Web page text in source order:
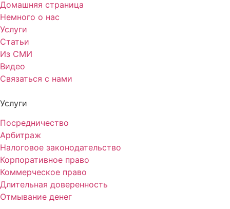
Домашняя страница
Немного о нас
Услуги
Статьи
Из СМИ
Видео
Связаться с нами
Услуги
Посредничество
Арбитраж
Налоговое законодательство
Корпоративное право
Коммерческое право
Длительная доверенность
Отмывание денег